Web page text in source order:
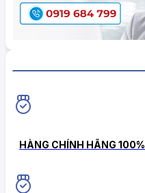
HÀNG CHÍNH HÃNG 100%